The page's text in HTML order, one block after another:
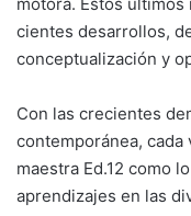
cientes desarrollos,
conceptualización y
Con las crecientes
contemporánea, cada
maestra Ed.12 como
aprendizajes en las